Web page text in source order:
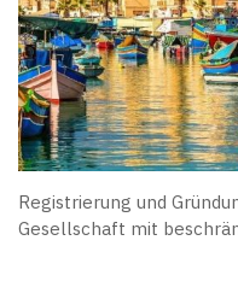
Registrierung und
Gesellschaft mit